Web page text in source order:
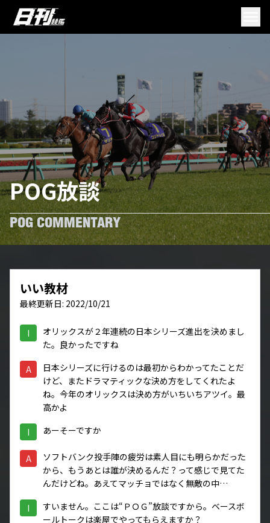
POG放談
POG COMMENTARY
いい教材
最終更新日: 2022/10/21
I
オリックスが２年連続の日本シリーズ進出を決めまし
た。良かったですね
A
日本シリーズに行けるのは最初からわかってたことだ
けど、またドラマティックな決め方をしてくれたよ
ね。今年のオリックスは決め方がいちいちアツイ。最
高かよ
I あーそーですか
A
ソフトバンク投手陣の疲労は素人目にも明らかだった
から、もうあとは誰が決めるんだ？って感じで見てた
んだけどね。あえてマッチョではなく無敵の中…
I
すいません。ここは“ＰＯＧ”放談ですから。ベースボ
ールトークは楽屋でやってもらえますか？